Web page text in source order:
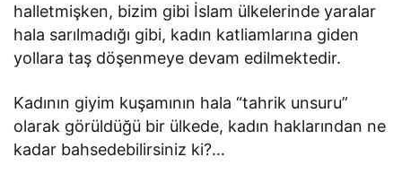
halletmişken, bizim gibi İslam ülkelerinde yaralar
hala sarılmadığı gibi, kadın katliamlarına giden
yollara taş döşenmeye devam edilmektedir.
Kadının giyim kuşamının hala “tahrik unsuru”
olarak görüldüğü bir ülkede, kadın haklarından ne
kadar bahsedebilirsiniz ki?…